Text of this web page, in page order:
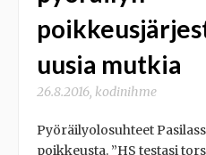
uusia mutkia
26.8.2016, kodinihme
Pyöräilyolosuhteet
poikkeusta. ”HS testasi